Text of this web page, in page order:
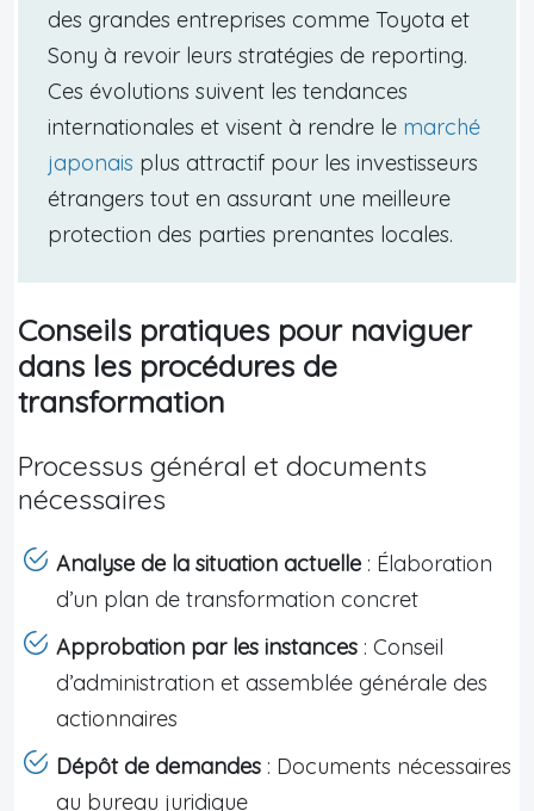
des grandes entreprises comme Toyota et
Sony à revoir leurs stratégies de reporting.
Ces évolutions suivent les tendances
internationales et visent à rendre le marché
japonais plus attractif pour les investisseurs
étrangers tout en assurant une meilleure
protection des parties prenantes locales.
Conseils pratiques pour naviguer
dans les procédures de
transformation
Processus général et documents
nécessaires
Analyse de la situation actuelle : Élaboration
d’un plan de transformation concret
Approbation par les instances : Conseil
d’administration et assemblée générale des
actionnaires
Dépôt de demandes : Documents nécessaires
au bureau juridique